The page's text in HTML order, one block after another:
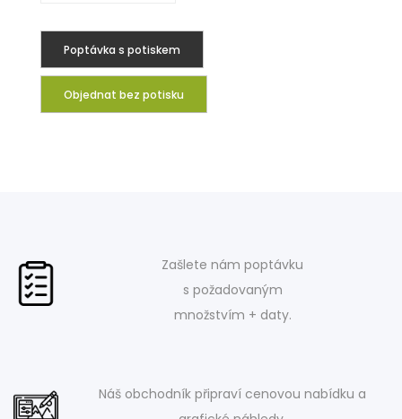
Poptávka s potiskem
Objednat bez potisku
Zašlete nám poptávku
s požadovaným
množstvím + daty.
Náš obchodník připraví cenovou nabídku a